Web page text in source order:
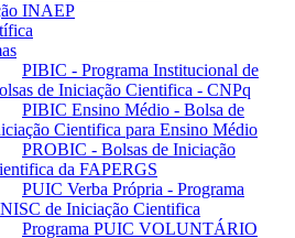
INAEP
PIBIC - Programa Institucional de
de Iniciação Cientifica - CNPq
PIBIC Ensino Médio - Bolsa de
Cientifica para Ensino Médio
PROBIC - Bolsas de Iniciação
da FAPERGS
PUIC Verba Própria - Programa
de Iniciação Cientifica
Programa PUIC VOLUNTÁRIO